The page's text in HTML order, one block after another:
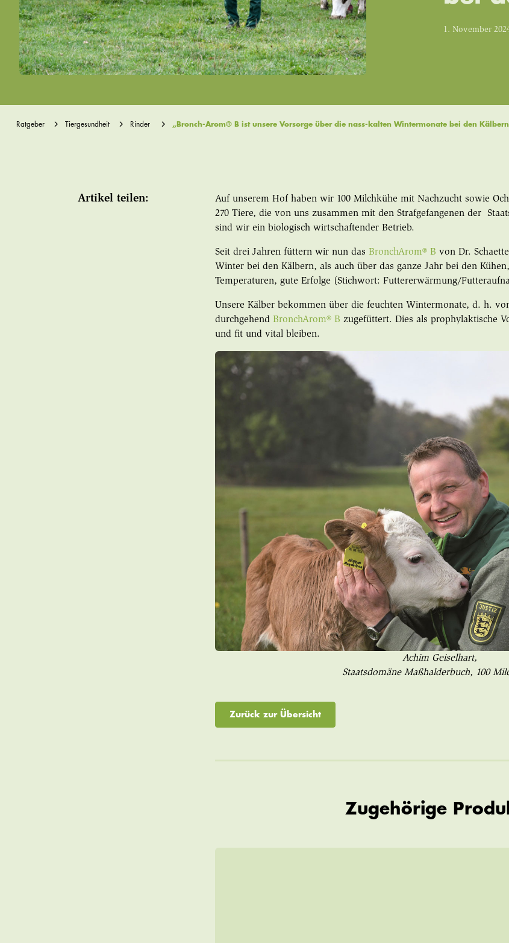
1. November
Ratgeber Tiergesundheit Rinder „Bronch-Arom® B ist unsere Vorsorge über die nass-kalten Wintermonate bei den
Artikel teilen:
Auf unserem Hof haben wir 100 Milchkühe mit Nachzucht sowie
270 Tiere, die von uns zusammen mit den Strafgefangenen der
sind wir ein biologisch wirtschaftender Betrieb.
Seit drei Jahren füttern wir nun das BronchArom® B von Dr.
Winter bei den Kälbern, als auch über das ganze Jahr bei den
Temperaturen, gute Erfolge (Stichwort: Futtererwärmung/
Unsere Kälber bekommen über die feuchten Wintermonate, d. h.
durchgehend BronchArom® B zugefüttert. Dies als prophylaktische
und fit und vital bleiben.
Achim Geiselhart,
Staatsdomäne Maßhalderbuch, 100
Zurück zur Übersicht
Zugehörige